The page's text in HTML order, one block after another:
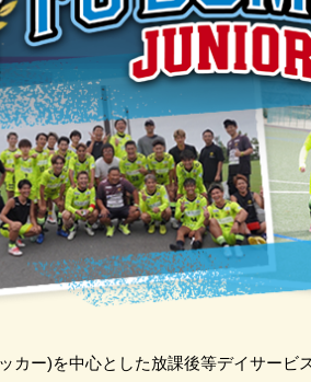
カー)を中心とした放課後等デイサービ